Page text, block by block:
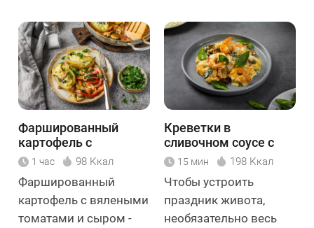
Фаршированный
картофель с
вялеными томатами
и сыром
1 час 98 Ккал
Фаршированный
картофель с вялеными
томатами и сыром -
Креветки в
сливочном соусе с
вялеными томатами
и шпинатом
15 мин 198 Ккал
Чтобы устроить
праздник живота,
необязательно весь